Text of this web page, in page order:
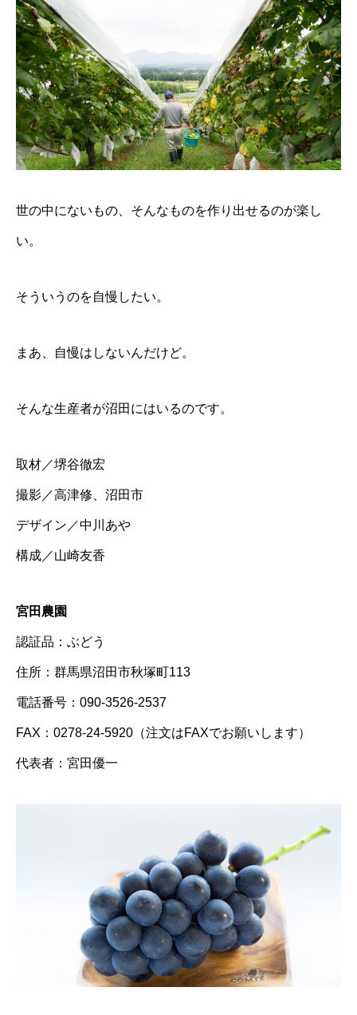
世の中にないもの、そんなものを作り出せるのが楽し
い。
そういうのを自慢したい。
まあ、自慢はしないんだけど。
そんな生産者が沼田にはいるのです。
取材／堺谷徹宏
撮影／高津修、沼田市
デザイン／中川あや
構成／山崎友香
宮田農園
認証品：ぶどう
住所：群馬県沼田市秋塚町113
電話番号：090-3526-2537
FAX：0278-24-5920（注文はFAXでお願いします）
代表者：宮田優一